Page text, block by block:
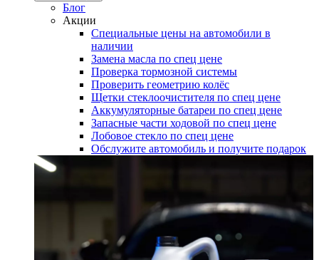
Блог
Акции
Специальные цены на автомобили в
наличии
Замена масла по спец цене
Проверка тормозной системы
Проверить геометрию колёс
Щетки стеклоочистителя по спец цене
Аккумуляторные батареи по спец цене
Запасные части ходовой по спец цене
Лобовое стекло по спец цене
Обслужите автомобиль и получите подарок